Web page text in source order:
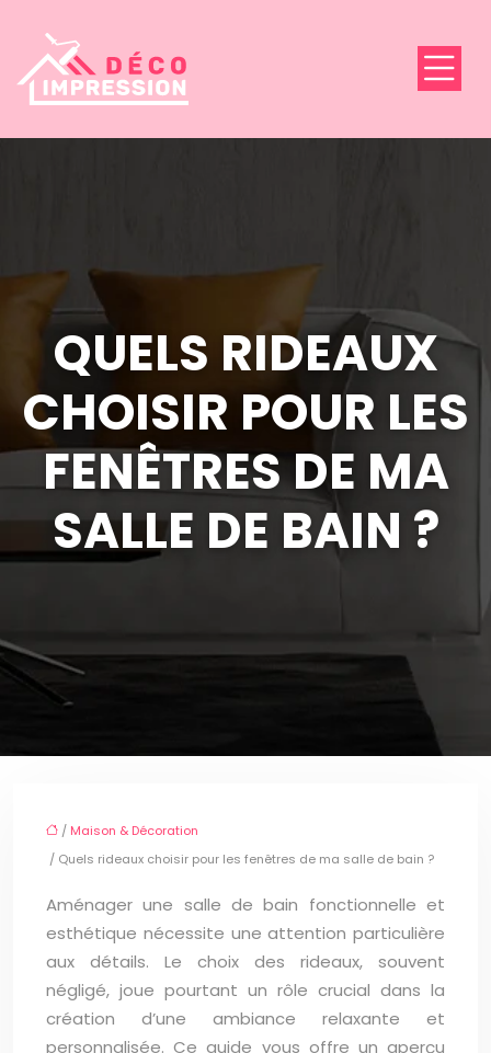
QUELS RIDEAUX
CHOISIR POUR LES
FENÊTRES DE MA
SALLE DE BAIN ?
/ Maison & Décoration
/ Quels rideaux choisir pour les fenêtres de ma salle de bain ?
Aménager une salle de bain fonctionnelle et
esthétique nécessite une attention particulière
aux détails. Le choix des rideaux, souvent
négligé, joue pourtant un rôle crucial dans la
création d’une ambiance relaxante et
personnalisée. Ce guide vous offre un aperçu